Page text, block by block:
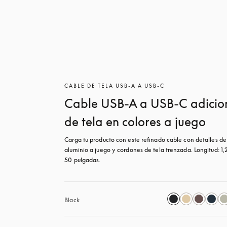
CABLE DE TELA USB-A A USB-C
Cable USB-A a USB-C
de tela en colores a juego
Carga tu producto con este refinado cable con detalles de
aluminio a juego y cordones de tela trenzada. Longitud:
50 pulgadas.
Black